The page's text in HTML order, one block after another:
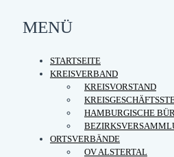
MENÜ
STARTSEITE
KREISVERBAND
KREISVORSTAND
HAMBURGISCHE
ORTSVERBÄNDE
OV ALSTERTAL